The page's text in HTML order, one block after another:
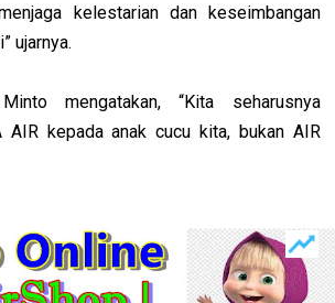
kelestarian dan keseimbangan
ujarnya.
mengatakan, “Kita seharusnya
AIR kepada anak cucu kita, bukan AIR